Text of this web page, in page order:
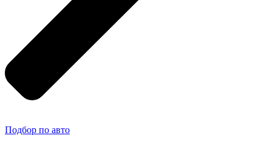
Подбор по авто